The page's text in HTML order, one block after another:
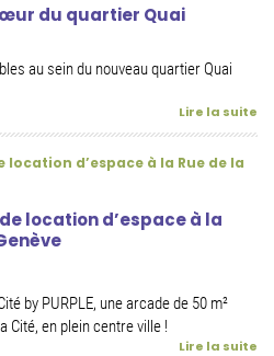
du quartier Quai
au sein du nouveau quartier Quai
Lire la suite
location d’espace à la
by PURPLE, une arcade de 50 m²
Cité, en plein centre ville !
Lire la suite